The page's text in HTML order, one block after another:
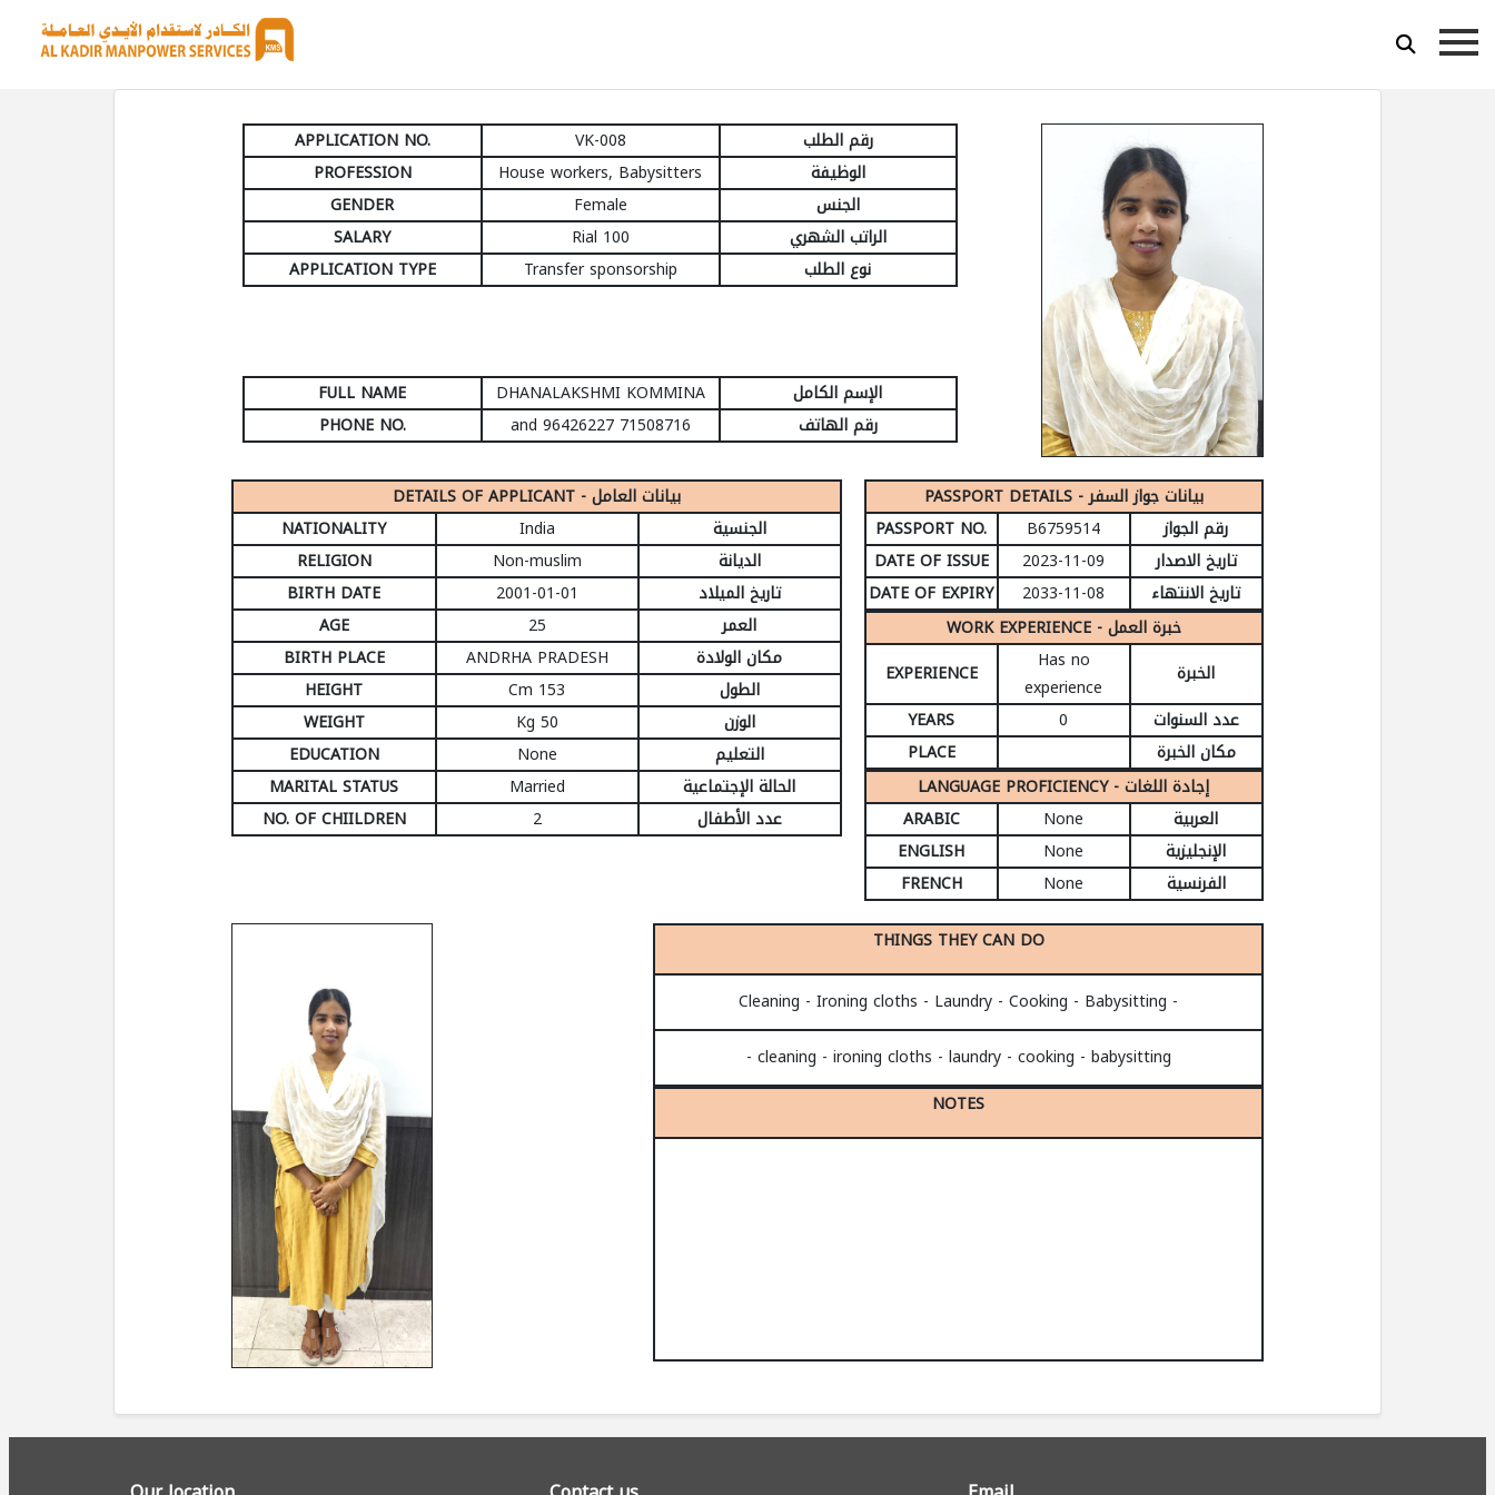
رقم الطلب VK-008
APPLICATION NO.
الوظيفة
House workers, Babysitters
PROFESSION
الجنس
Female
GENDER
الراتب الشهري
100 Rial
SALARY
نوع الطلب
Transfer sponsorship
APPLICATION TYPE
الإسم الكامل DHANALAKSHMI KOMMINA
FULL NAME
رقم الهاتف
71508716 and 96426227
PHONE NO.
DETAILS OF APPLICANT - بيانات العامل
الجنسية
India
NATIONALITY
الديانة
Non-muslim
RELIGION
تاريخ الميلاد
2001-01-01
BIRTH DATE
العمر
25
AGE
مكان الولادة
ANDRHA PRADESH
BIRTH PLACE
الطول
153 Cm
HEIGHT
الوزن
50 Kg
WEIGHT
التعليم
None
EDUCATION
الحالة الإجتماعية
Married
MARITAL STATUS
عدد الأطفال
2
NO. OF CHIILDREN
PASSPORT DETAILS - بيانات جواز السفر
رقم الجواز
B6759514
PASSPORT NO.
تاريخ الاصدار
2023-11-09
DATE OF ISSUE
تاريخ الانتهاء
2033-11-08
DATE OF EXPIRY
WORK EXPERIENCE - خبرة العمل
الخبرة
Has no
experience
EXPERIENCE
عدد السنوات
0
YEARS
مكان الخبرة
PLACE
LANGUAGE PROFICIENCY - إجادة اللغات
العربية
None
ARABIC
الإنجليزية
None
ENGLISH
الفرنسية
None
FRENCH
THINGS THEY CAN DO
- Cleaning - Ironing cloths - Laundry - Cooking - Babysitting
- cleaning - ironing cloths - laundry - cooking - babysitting
NOTES